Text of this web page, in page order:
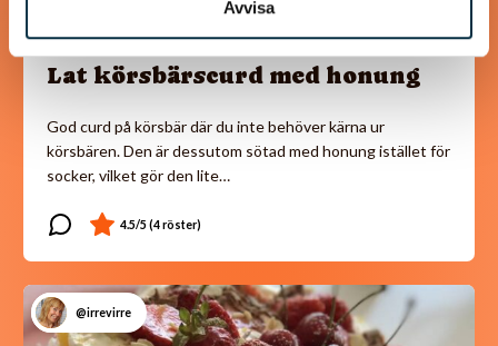
Avvisa
Lat körsbärscurd med honung
God curd på körsbär där du inte behöver kärna ur
körsbären. Den är dessutom sötad med honung istället för
socker, vilket gör den lite…
@irrevirre